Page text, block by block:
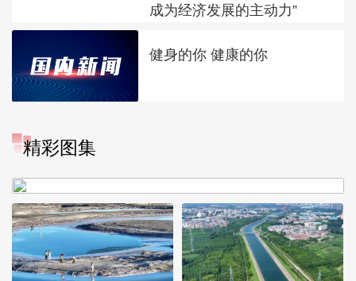
成为经济发展的主动力”
健身的你 健康的你
精彩图集
“大地指纹”奏响夏夜文旅乐